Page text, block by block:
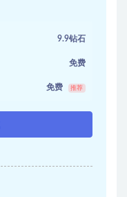
9.9钻石
免费
免费 推荐